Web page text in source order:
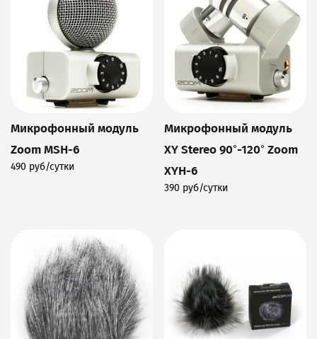
Микрофонный модуль
Zoom MSH-6
490 руб/сутки
Микрофонный модуль
XY Stereo 90°-120° Zoom
XYH-6
390 руб/сутки